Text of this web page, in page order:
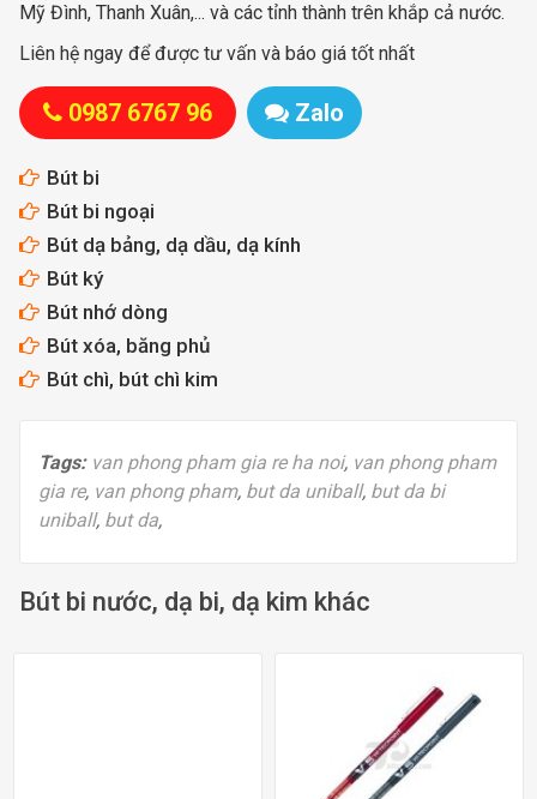
Mỹ Đình, Thanh Xuân,... và các tỉnh thành trên khắp cả nước.
Liên hệ ngay để được tư vấn và báo giá tốt nhất
0987 6767 96 Zalo
Bút bi
Bút bi ngoại
Bút dạ bảng, dạ dầu, dạ kính
Bút ký
Bút nhớ dòng
Bút xóa, băng phủ
Bút chì, bút chì kim
Tags: van phong pham gia re ha noi, van phong pham
gia re, van phong pham, but da uniball, but da bi
uniball, but da,
Bút bi nước, dạ bi, dạ kim khác